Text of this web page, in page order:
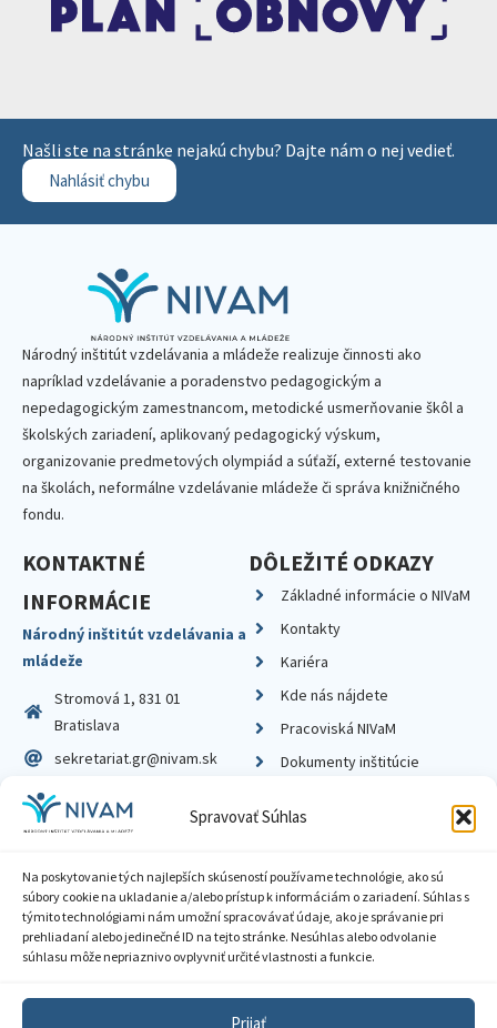
Spravovať Súhlas
Na poskytovanie tých najlepších skúseností používame technológie, ako sú
súbory cookie na ukladanie a/alebo prístup k informáciám o zariadení. Súhlas s
týmito technológiami nám umožní spracovávať údaje, ako je správanie pri
prehliadaní alebo jedinečné ID na tejto stránke. Nesúhlas alebo odvolanie
súhlasu môže nepriaznivo ovplyvniť určité vlastnosti a funkcie.
Prijať
Našli ste na stránke nejakú chybu? Dajte nám o nej vedieť.
Nahlásiť chybu
Národný inštitút vzdelávania a mládeže realizuje činnosti ako
napríklad vzdelávanie a poradenstvo pedagogickým a
nepedagogickým zamestnancom, metodické usmerňovanie škôl a
školských zariadení, aplikovaný pedagogický výskum,
organizovanie predmetových olympiád a súťaží, externé testovanie
na školách, neformálne vzdelávanie mládeže či správa knižničného
fondu.
KONTAKTNÉ
INFORMÁCIE
Národný inštitút vzdelávania a
mládeže
Stromová 1, 831 01
Bratislava
sekretariat.gr@nivam.sk
IČO: 00164348
DIČ: 2020798714
DÔLEŽITÉ ODKAZY
Základné informácie o NIVaM
Kontakty
Kariéra
Kde nás nájdete
Pracoviská NIVaM
Dokumenty inštitúcie
Zásady ochrany súkromia